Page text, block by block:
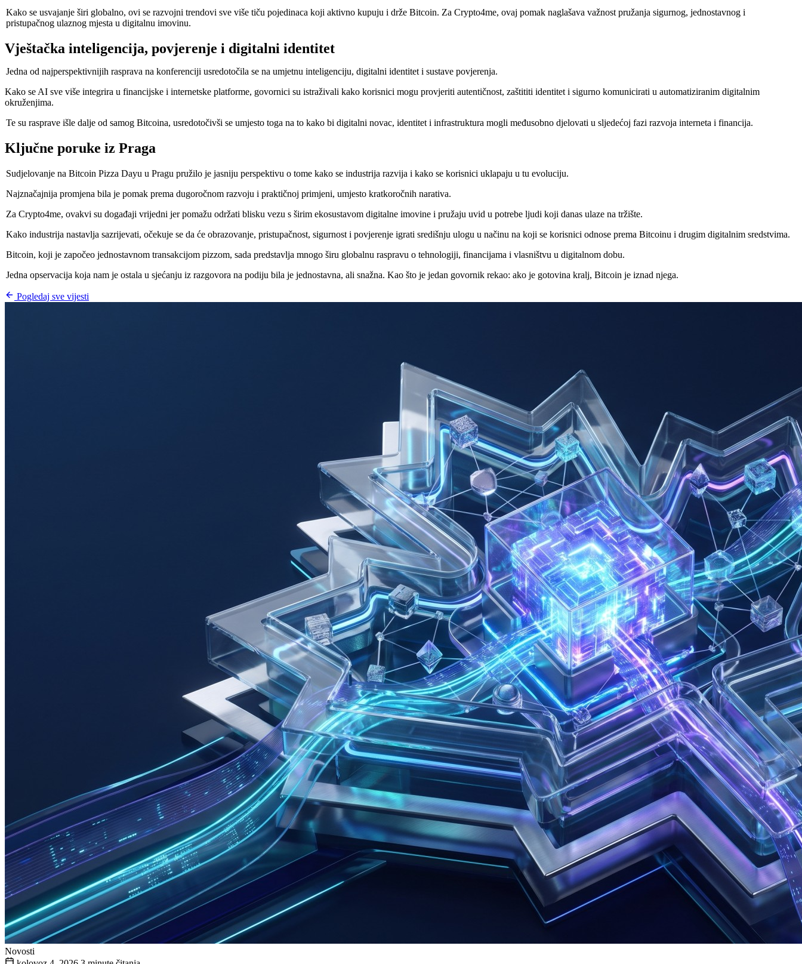
Kako se usvajanje širi globalno, ovi se razvojni trendovi sve više tiču pojedinaca koji aktivno kupuju i drže Bitcoin. Za Crypto4me, ovaj pomak naglašava važnost pružanja sigurnog, jednostavnog i
pristupačnog ulaznog mjesta u digitalnu imovinu.
Vještačka inteligencija, povjerenje i digitalni identitet
Jedna od najperspektivnijih rasprava na konferenciji usredotočila se na umjetnu inteligenciju, digitalni identitet i sustave povjerenja.
Kako se AI sve više integrira u financijske i internetske platforme, govornici su istraživali kako korisnici mogu provjeriti autentičnost, zaštititi identitet i sigurno komunicirati u automatiziranim digitalnim
okruženjima.
Te su rasprave išle dalje od samog Bitcoina, usredotočivši se umjesto toga na to kako bi digitalni novac, identitet i infrastruktura mogli međusobno djelovati u sljedećoj fazi razvoja interneta i financija.
Ključne poruke iz Praga
Sudjelovanje na Bitcoin Pizza Dayu u Pragu pružilo je jasniju perspektivu o tome kako se industrija razvija i kako se korisnici uklapaju u tu evoluciju.
Najznačajnija promjena bila je pomak prema dugoročnom razvoju i praktičnoj primjeni, umjesto kratkoročnih narativa.
Za Crypto4me, ovakvi su događaji vrijedni jer pomažu održati blisku vezu s širim ekosustavom digitalne imovine i pružaju uvid u potrebe ljudi koji danas ulaze na tržište.
Kako industrija nastavlja sazrijevati, očekuje se da će obrazovanje, pristupačnost, sigurnost i povjerenje igrati središnju ulogu u načinu na koji se korisnici odnose prema Bitcoinu i drugim digitalnim sredstvima.
Bitcoin, koji je započeo jednostavnom transakcijom pizzom, sada predstavlja mnogo širu globalnu raspravu o tehnologiji, financijama i vlasništvu u digitalnom dobu.
Jedna opservacija koja nam je ostala u sjećanju iz razgovora na podiju bila je jednostavna, ali snažna. Kao što je jedan govornik rekao: ako je gotovina kralj, Bitcoin je iznad njega.
Pogledaj sve vijesti
Novosti